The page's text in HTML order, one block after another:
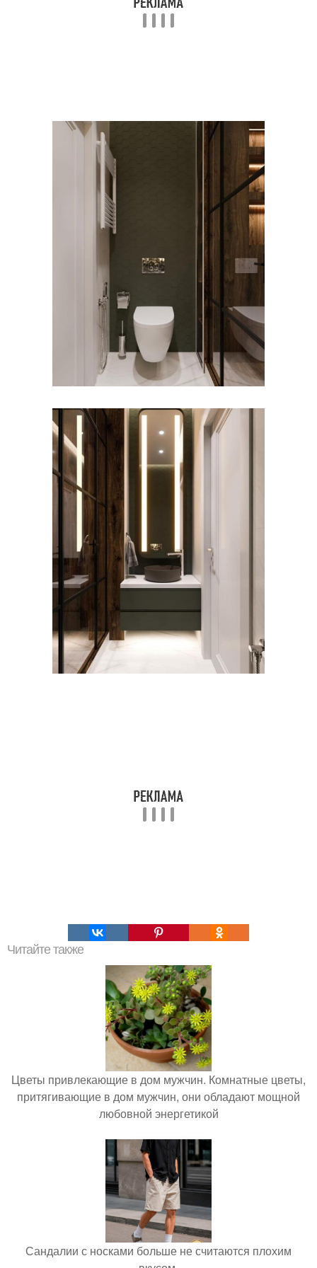
Читайте также
Цветы привлекающие в дом мужчин. Комнатные цветы,
притягивающие в дом мужчин, они обладают мощной
любовной энергетикой
Сандалии с носками больше не считаются плохим